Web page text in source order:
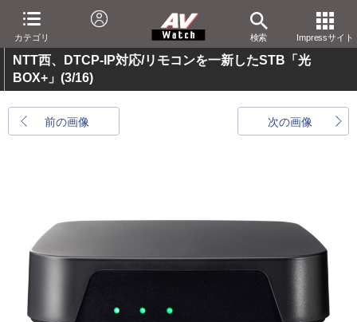
カテゴリ 検索 Impressサイト
NTT西、DTCP-IP対応/リモコンを一新したSTB「光
BOX+」 (3/16)
前の画像 次の画像